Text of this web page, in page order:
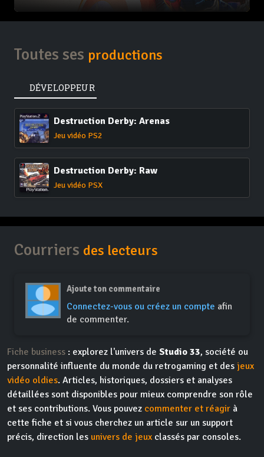
Toutes ses productions
DÉVELOPPEUR
Destruction Derby: Arenas
Jeu vidéo PS2
Destruction Derby: Raw
Jeu vidéo PSX
Courriers des lecteurs
Ajoute ton commentaire
Connectez-vous ou créez un compte afin
de commenter.
Fiche business : explorez l'univers de Studio 33, société ou
personnalité influente du monde du retrogaming et des jeux
vidéo oldies. Articles, historiques, dossiers et analyses
détaillées sont disponibles pour mieux comprendre son rôle
et ses contributions. Vous pouvez commenter et réagir à
cette fiche et si vous cherchez un article sur un support
précis, direction les univers de jeux classés par consoles.